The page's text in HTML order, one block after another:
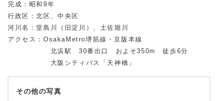
完成：昭和9年
行政区：北区、中央区
河川名：堂島川（旧淀川）、土佐堀川
アクセス：OsakaMetro堺筋線・京阪本線
北浜駅 30番出口 およそ350m 徒歩6分
大阪シティバス「天神橋」
その他の写真